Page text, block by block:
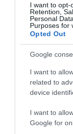
I want to opt-
Retention,
Personal
Purposes for
Opted Out
Google
I want to
related to
device
I want to
Google for
Mi az igazi
Ha valamilyen
szerezhetünk –,
igen fájdalmas
viszont nem is
a napégés és a
vágyó